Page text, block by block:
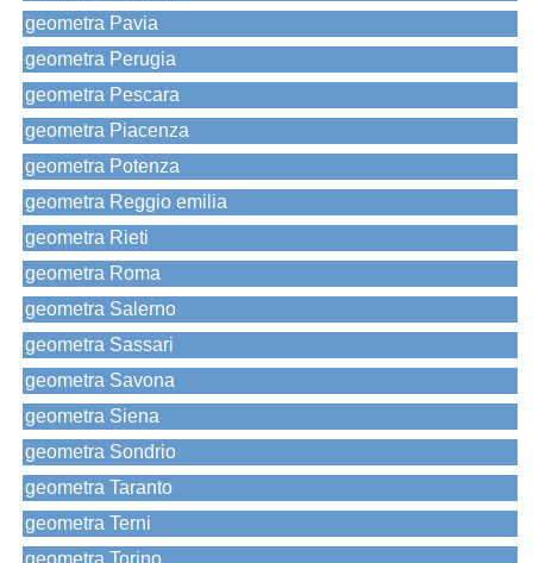
geometra Pavia
geometra Perugia
geometra Pescara
geometra Piacenza
geometra Potenza
geometra Reggio emilia
geometra Rieti
geometra Roma
geometra Salerno
geometra Sassari
geometra Savona
geometra Siena
geometra Sondrio
geometra Taranto
geometra Terni
geometra Torino